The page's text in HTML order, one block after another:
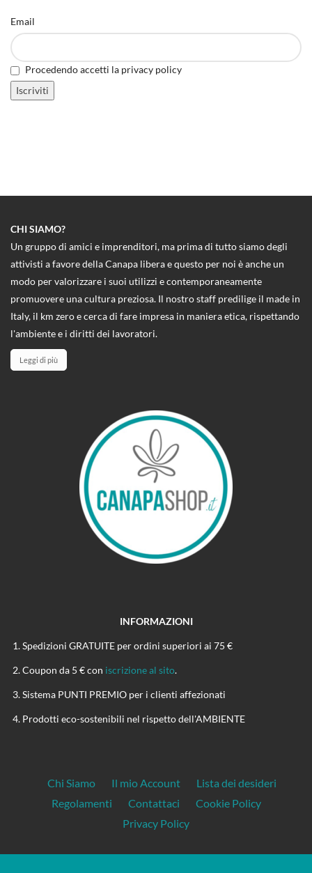
Email
Procedendo accetti la privacy policy
CHI SIAMO?
Un gruppo di amici e imprenditori, ma prima di tutto siamo degli
attivisti a favore della Canapa libera e questo per noi è anche un
modo per valorizzare i suoi utilizzi e contemporaneamente
promuovere una cultura preziosa. Il nostro staff predilige il made in
Italy, il km zero e cerca di fare impresa in maniera etica, rispettando
l'ambiente e i diritti dei lavoratori.
Leggi di più
INFORMAZIONI
Spedizioni GRATUITE per ordini superiori ai 75 €
Coupon da 5 € con iscrizione al sito.
Sistema PUNTI PREMIO per i clienti affezionati
Prodotti eco-sostenibili nel rispetto dell'AMBIENTE
Chi Siamo Il mio Account
Lista dei desideri
Regolamenti
Contattaci
Cookie Policy
Privacy Policy